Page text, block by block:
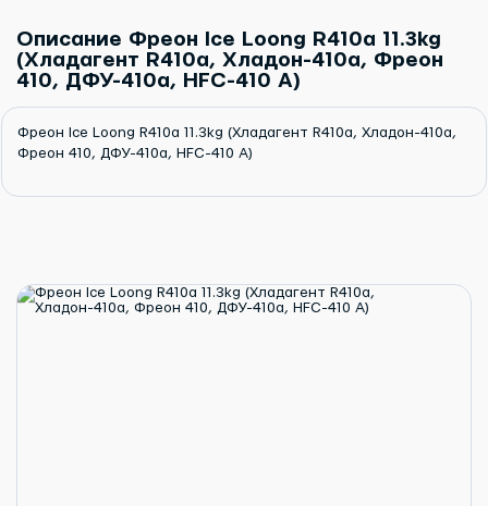
Описание Фреон Ice Loong R410a 11.3kg
(Хладагент R410a, Хладон-410a, Фреон
410, ДФУ-410a, HFC-410 А)
Фреон Ice Loong R410a 11.3kg (Хладагент R410a, Хладон-410a,
Фреон 410, ДФУ-410a, HFC-410 А)